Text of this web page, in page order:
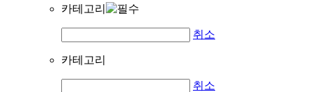
카테고리
취소
카테고리
취소